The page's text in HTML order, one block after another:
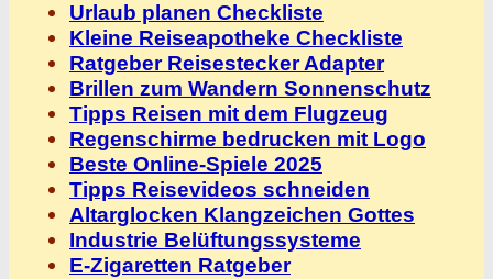
Urlaub planen Checkliste
Kleine Reiseapotheke Checkliste
Ratgeber Reisestecker Adapter
Brillen zum Wandern Sonnenschutz
Tipps Reisen mit dem Flugzeug
Regenschirme bedrucken mit Logo
Beste Online-Spiele 2025
Tipps Reisevideos schneiden
Altarglocken Klangzeichen Gottes
Industrie Belüftungssysteme
E-Zigaretten Ratgeber